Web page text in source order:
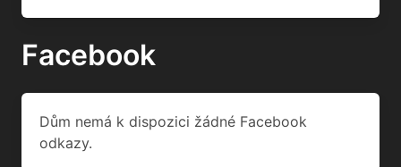
Facebook
Dům nemá k dispozici žádné Facebook
odkazy.